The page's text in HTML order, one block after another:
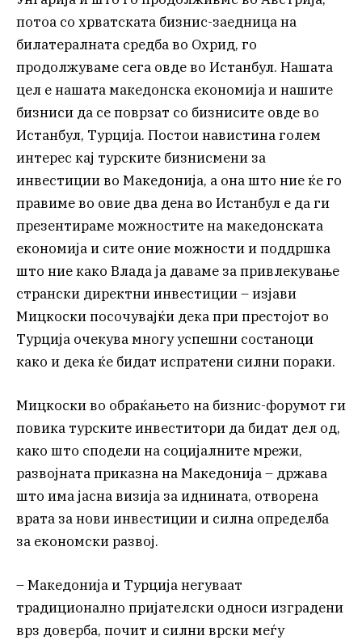
потоа со хрватската бизнис-заедница на
билатералната средба во Охрид, го
продолжуваме сега овде во Истанбул. Нашата
цел е нашата македонска економија и нашите
бизниси да се поврзат со бизнисите овде во
Истанбул, Турција. Постои навистина голем
интерес кај турските бизнисмени за
инвестиции во Македонија, а она што ние ќе го
правиме во овие два дена во Истанбул е да ги
презентираме можностите на македонската
економија и сите оние можности и поддршка
што ние како Влада ја даваме за привлекување
странски директни инвестиции – изјави
Мицкоски посочувајќи дека при престојот во
Турција очекува многу успешни состаноци
како и дека ќе бидат испратени силни пораки.
Мицкоски во обраќањето на бизнис-форумот ги
повика турските инвеститори да бидат дел од,
како што сподели на социјалните мрежи,
развојната приказна на Македонија – држава
што има јасна визија за иднината, отворена
врата за нови инвестиции и силна определба
за економски развој.
– Македонија и Турција негуваат
традиционално пријателски односи изградени
врз доверба, почит и силни врски меѓу